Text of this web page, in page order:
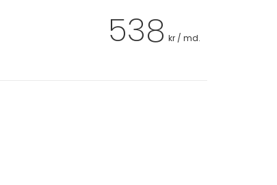
538 kr / md.